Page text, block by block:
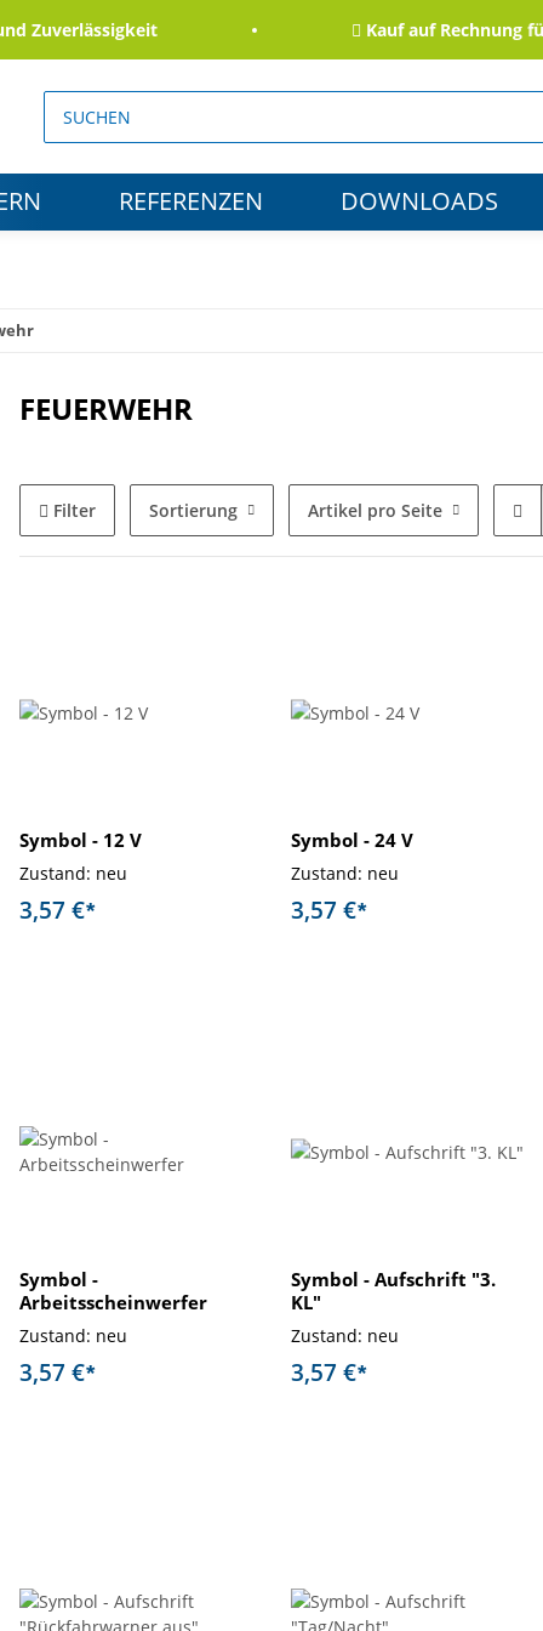
Kauf auf Rechnung für
REFERENZEN DOWNLOADS
FEUERWEHR
Filter Sortierung Artikel pro Seite
Symbol - 12 V
Zustand: neu
3,57 €*
Symbol - 24 V
Zustand: neu
3,57 €*
Symbol -
Arbeitsscheinwerfer
Zustand: neu
3,57 €*
Symbol - Aufschrift "3.
KL"
Zustand: neu
3,57 €*